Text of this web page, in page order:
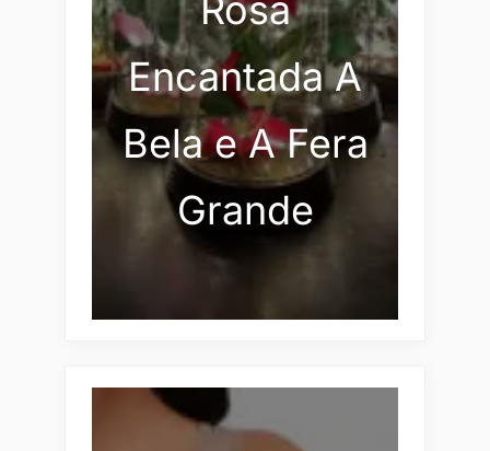
Rosa
Encantada A
Bela e A Fera
Grande